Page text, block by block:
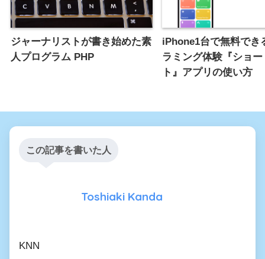
ジャーナリストが書き始めた素
人プログラム PHP
iPhone1台で無料でき
ラミング体験『ショ
ト』アプリの使い方
この記事を書いた人
Toshiaki Kanda
KNN